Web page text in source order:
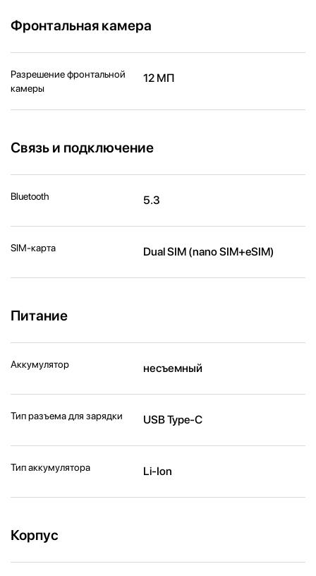
Фронтальная камера
Разрешение фронтальной
камеры
12 МП
Связь и подключение
Bluetooth 5.3
SIM-карта Dual SIM (nano SIM+eSIM)
Питание
Аккумулятор несъемный
Тип разъема для зарядки USB Type-C
Тип аккумулятора Li-Ion
Корпус